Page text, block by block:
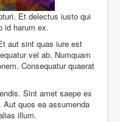
Et delectus iusto qui
id harum ex.
aut sint quas iure est
vel ab. Numquam
Consequatur quaerat
Sint amet saepe ex
quos ea assumenda
illum.